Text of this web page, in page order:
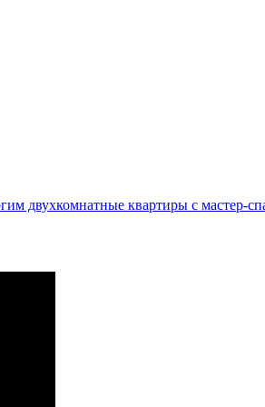
двухкомнатные квартиры с мастер-